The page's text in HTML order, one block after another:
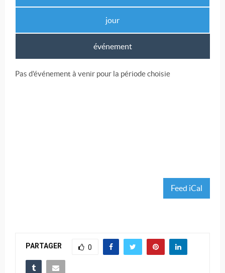
jour
événement
Pas d'événement à venir pour la période choisie
Feed iCal
PARTAGER 0